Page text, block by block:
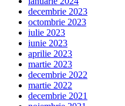
decembrie 2023
octombrie 2023
iulie 2023
iunie 2023
aprilie 2023
martie 2023
decembrie 2022
martie 2022
decembrie 2021